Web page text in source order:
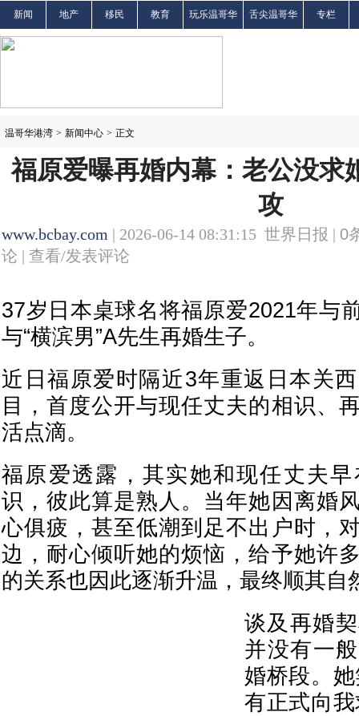
新闻 地产 移民 教育 玩乐温哥华 舌尖温哥华 专栏
温哥华港湾 > 新闻中心 > 正文
福原爱曝再婚内幕：老公没求
攻
www.bcbay.com | 2026-06-14 08:31:15 世界日报 | 0
论 | 查看/发表评论
37岁日本桌球名将福原爱2021年与
与“横滨男”A先生再婚生子。
近日福原爱时隔近3年重返日本关
目，首度公开与现任丈夫的相识、
活点滴。
福原爱透露，其实她和现任丈夫
识，彼此算是熟人。当年她因离婚
心俱疲，甚至低潮到足不出户时，
边，耐心倾听她的烦恼，给予她许
的关系也因此逐渐升温，最终顺其自
谈及再婚
并没有一
婚桥段。
有正式向